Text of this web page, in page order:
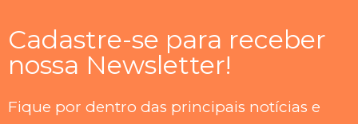
Cadastre-se para receber
nossa Newsletter!
Fique por dentro das principais notícias e